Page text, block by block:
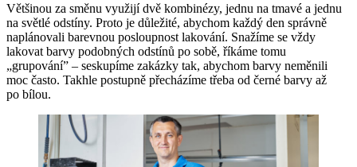
Většinou za směnu využijí dvě kombinézy, jednu na tmavé a jednu
na světlé odstíny. Proto je důležité, abychom každý den správně
naplánovali barevnou posloupnost lakování. Snažíme se vždy
lakovat barvy podobných odstínů po sobě, říkáme tomu
„grupování” – seskupíme zakázky tak, abychom barvy neměnili
moc často. Takhle postupně přecházíme třeba od černé barvy až
po bílou.